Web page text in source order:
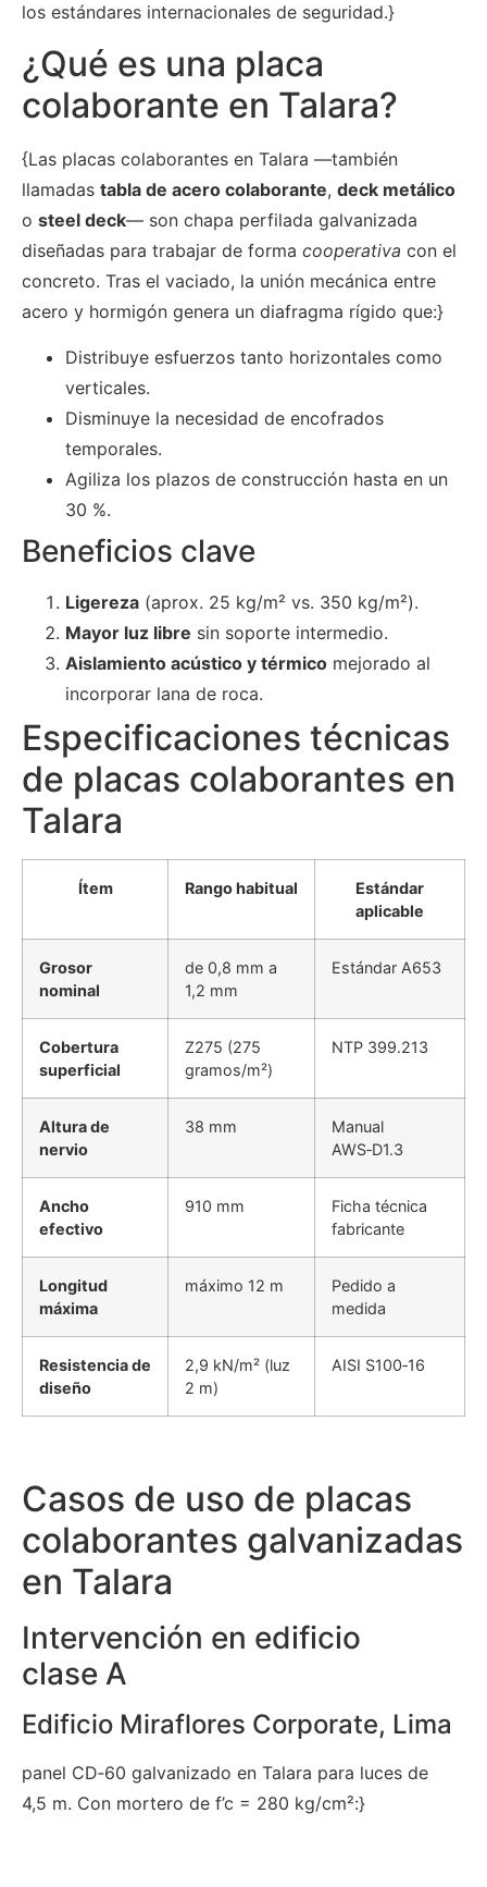
los estándares internacionales de seguridad.}
¿Qué es una placa
colaborante en Talara?
{Las placas colaborantes en Talara —también
llamadas tabla de acero colaborante, deck metálico
o steel deck— son chapa perfilada galvanizada
diseñadas para trabajar de forma cooperativa con el
concreto. Tras el vaciado, la unión mecánica entre
acero y hormigón genera un diafragma rígido que:}
Distribuye esfuerzos tanto horizontales como
verticales.
Disminuye la necesidad de encofrados
temporales.
Agiliza los plazos de construcción hasta en un
30 %.
Beneficios clave
Ligereza (aprox. 25 kg/m² vs. 350 kg/m²).
Mayor luz libre sin soporte intermedio.
Aislamiento acústico y térmico mejorado al
incorporar lana de roca.
Especificaciones técnicas
de placas colaborantes en
Talara
Ítem Rango habitual
Estándar
aplicable
Grosor
nominal
de 0,8 mm a
1,2 mm
Estándar A653
Cobertura
superficial
Z275 (275
gramos/m²)
NTP 399.213
Altura de
nervio
38 mm
Manual
AWS‑D1.3
Ancho
efectivo
910 mm
Ficha técnica
fabricante
Longitud
máxima
máximo 12 m
Pedido a
medida
Resistencia de
diseño
2,9 kN/m² (luz
2 m)
AISI S100‑16
Casos de uso de placas
colaborantes galvanizadas
en Talara
Intervención en edificio
clase A
Edificio Miraflores Corporate, Lima
panel CD‑60 galvanizado en Talara para luces de
4,5 m. Con mortero de f’c = 280 kg/cm²:}